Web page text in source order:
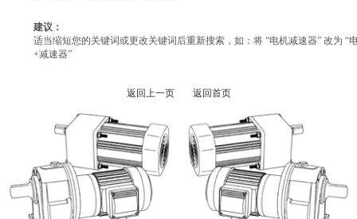
建议：
适当缩短您的关键词或更改关键词后重新搜索，如：将 “电机减速器” 改为 “
+减速器”
返回上一页 返回首页